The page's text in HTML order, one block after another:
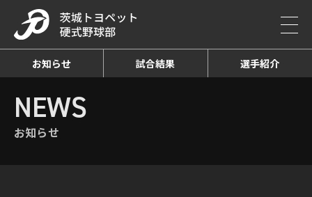
お知らせ 試合結果 選手紹介
HOME お知らせ詳細
NEWS
お知らせ